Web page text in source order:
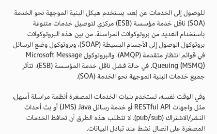
للوصول إلى الخدمات عن بُعد، يستخدم هيكل البنية الموجهة نحو الخدمة
(SOA) ناقل خدمة مؤسسة (ESB) مركزي لتوصيل خدمات متنوعة
باستخدام العديد من بروتوكولات المراسلة. من بين هذه البروتوكولات
بروتوكول الوصول إلى الأجسام البسيطة (SOAP)، وبروتوكول وضع الرسائل
في قوائم انتظار متقدمة (AMQP)، والبروتوكول Microsoft Message
Queuing (MSMQ). في حالة فشل ناقل خدمة المؤسسة (ESB)، تتأثر
جميع خدمات البنية الموجهة نحو الخدمة (SOA).
وفي الوقت نفسه، تستخدم بنيات الخدمات المصغرة أنظمة مراسلة أسهل،
مثل واجهات RESTful API أو خدمة رسائل Java ‏(JMS) أو بث أحداث
النشر/الاشتراك (pub/sub). لا تتطلب هذه الطرق أن تحافظ الخدمات
المصغرة على اتصال نشط عند تبادل البيانات.